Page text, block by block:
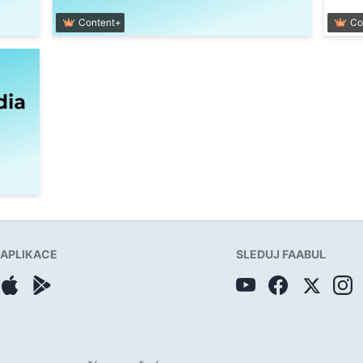
Content+
APLIKACE SLEDUJ FAABUL